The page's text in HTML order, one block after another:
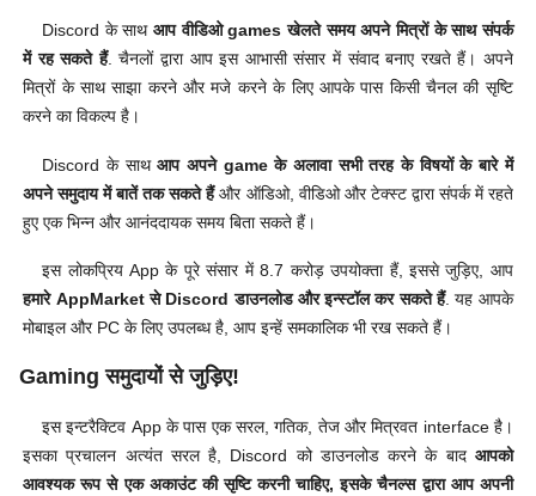
Discord के साथआप वीडिओ games खेलते समय अपने मित्रों के साथ संपर्क
में रह सकते हैं. चैनलों द्वारा आप इस आभासी संसार में संवाद बनाए रखते हैं। अपने
मित्रों के साथ साझा करने और मजे करने के लिए आपके पास किसी चैनल की सृष्टि
करने का विकल्प है।
Discord के साथआप अपने game के अलावा सभी तरह के विषयों के बारे में
अपने समुदाय में बातें तक सकते हैंऔर ऑडिओ, वीडिओ और टेक्स्ट द्वारा संपर्क में रहते
हुए एक भिन्न और आनंददायक समय बिता सकते हैं।
इस लोकप्रिय App के पूरे संसार में 8.7 करोड़ उपयोक्ता हैं, इससे जुड़िए, आप
हमारे AppMarket से Discord डाउनलोड और इन्स्टॉल कर सकते हैं. यह आपके
मोबाइल और PC के लिए उपलब्ध है, आप इन्हें समकालिक भी रख सकते हैं।
Gaming समुदायों से जुड़िए!
इस इन्टरैक्टिव App के पास एक सरल, गतिक, तेज और मित्रवत interface है।
इसका प्रचालन अत्यंत सरल है, Discord को डाउनलोड करने के बादआपको
आवश्यक रूप से एक अकाउंट की सृष्टि करनी चाहिए, इसके चैनल्स द्वारा आप अपनी